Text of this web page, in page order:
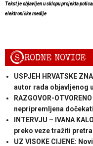
Tekst je objavljen u sklopu projekta
elektroničke medije
SRODNE NOVICE
USPJEH HRVATSKE
autor rada objavljenog
RAZGOVOR-
nepripremljena
INTERVJU – IVANA
preko veze tražiti
UZ VISOKE CIJENE: